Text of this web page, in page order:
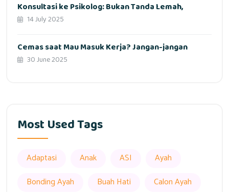
Konsultasi ke Psikolog: Bukan Tanda Lemah,
14 July 2025
Cemas saat Mau Masuk Kerja? Jangan-jangan
30 June 2025
Most Used Tags
Adaptasi Anak ASI
Ayah
Bonding Ayah
Buah Hati
Calon Ayah